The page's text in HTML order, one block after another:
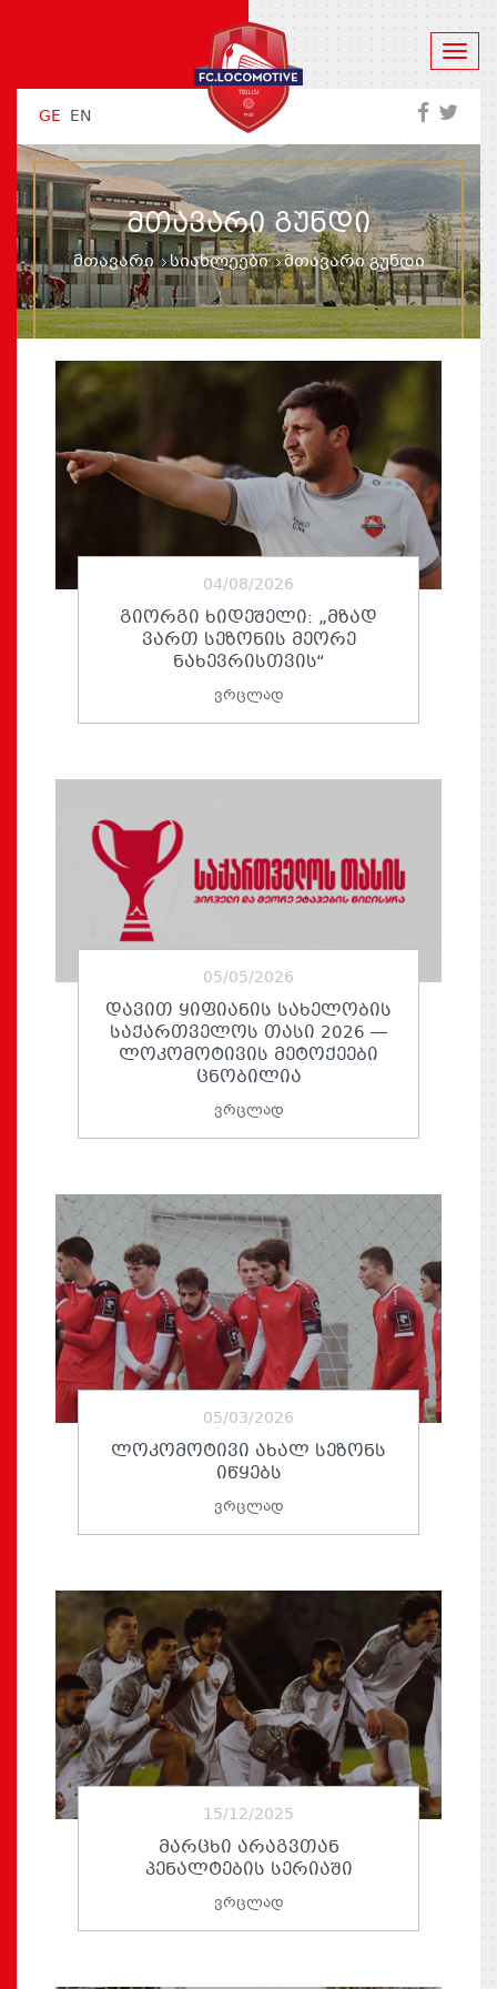
GE EN
ᲛᲗᲐᲕᲐᲠᲘ ᲒᲣᲜᲓᲘ
მთავარი სიახლეები მთავარი გუნდი
04/08/2026
ᲒᲘᲝᲠᲒᲘ ᲮᲘᲓᲔᲨᲔᲚᲘ: „ᲛᲖᲐᲓ
ᲕᲐᲠᲗ ᲡᲔᲖᲝᲜᲘᲡ ᲛᲔᲝᲠᲔ
ᲜᲐᲮᲔᲕᲠᲘᲡᲗᲕᲘᲡ“
ვრცლად
05/05/2026
ᲓᲐᲕᲘᲗ ᲧᲘᲤᲘᲐᲜᲘᲡ ᲡᲐᲮᲔᲚᲝᲑᲘᲡ
ᲡᲐᲥᲐᲠᲗᲕᲔᲚᲝᲡ ᲗᲐᲡᲘ 2026 —
ᲚᲝᲙᲝᲛᲝᲢᲘᲕᲘᲡ ᲛᲔᲢᲝᲥᲔᲔᲑᲘ
ᲪᲜᲝᲑᲘᲚᲘᲐ
ვრცლად
05/03/2026
ᲚᲝᲙᲝᲛᲝᲢᲘᲕᲘ ᲐᲮᲐᲚ ᲡᲔᲖᲝᲜᲡ
ᲘᲬᲧᲔᲑᲡ
ვრცლად
15/12/2025
ᲛᲐᲠᲪᲮᲘ ᲐᲠᲐᲒᲕᲗᲐᲜ
ᲞᲔᲜᲐᲚᲢᲔᲑᲘᲡ ᲡᲔᲠᲘᲐᲨᲘ
ვრცლად